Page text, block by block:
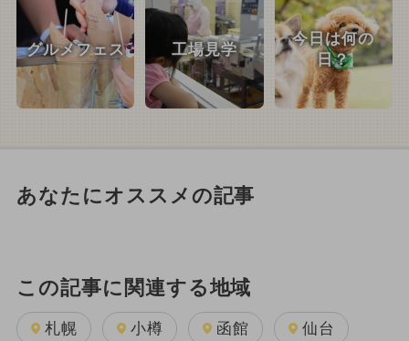
グルメフェス 工場見学
今日は何の
日？
あなたにオススメの記事
この記事に関連する地域
札幌 小樽 函館 仙台